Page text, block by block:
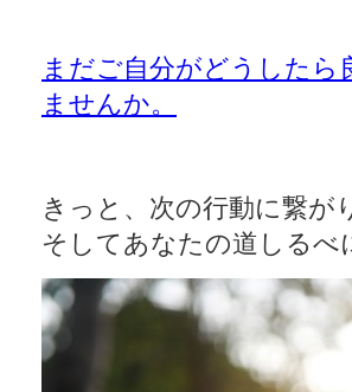
まだご自分がどうした
ませんか。
きっと、次の行動に繋が
そしてあなたの道しる